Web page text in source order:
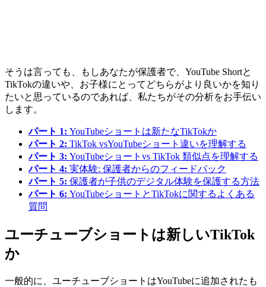
そうは言っても、もしあなたが保護者で、YouTube Shortと
TikTokの違いや、お子様にとってどちらがより良いかを知り
たいと思っているのであれば、私たちがその分析をお手伝い
します。
パート 1: YouTubeショートは新たなTikTokか
パート 2: TikTok vsYouTubeショート違いを理解する
パート 3: YouTubeショートvs TikTok 類似点を理解する
パート 4: 実体験: 保護者からのフィードバック
パート 5: 保護者が子供のデジタル体験を保護する方法
パート 6: YouTubeショートとTikTokに関するよくある
質問
ユーチューブショートは新しいTikTok
か
一般的に、ユーチューブショートはYouTubeに追加されたも